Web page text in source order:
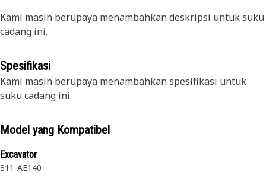
Kami masih berupaya menambahkan deskripsi untuk suku
cadang ini.
Spesifikasi
Kami masih berupaya menambahkan spesifikasi untuk
suku cadang ini.
Model yang Kompatibel
Excavator
311-AE140